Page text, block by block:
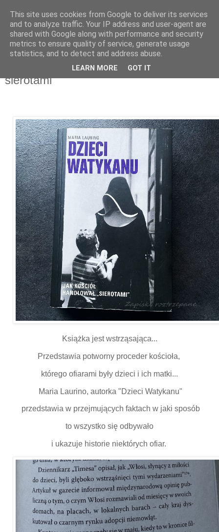
10 lutego 2026
"Dzieci Watykanu. Jak kościół handlował
sierotami"
Książka jest wstrząsająca...
Przedstawia potworny proceder kościoła,
którego ofiarami były dzieci i ich matki...
Maria Laurino, autorka "Dzieci Watykanu"
przedstawia w przejmujących faktach w jaki sposób
to wszystko się odbywało
i ukazuje historie niektórych ofiar.
This site uses cookies from Google to deliver its services
and to analyze traffic. Your IP address and user-agent are
shared with Google along with performance and security
metrics to ensure quality of service, generate usage
statistics, and to detect and address abuse.
LEARN MORE GOT IT